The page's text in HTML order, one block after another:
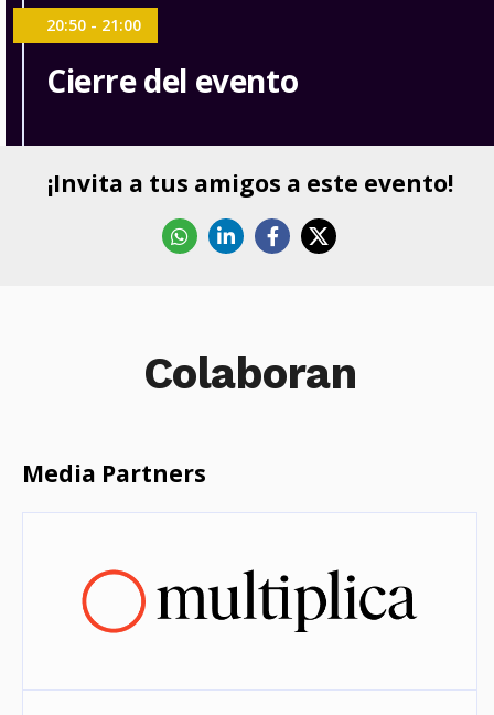
20:50 - 21:00
Cierre del evento
¡Invita a tus amigos a este evento!
Whatsapp
LinkedinFacebook
X
Colaboran
Media Partners